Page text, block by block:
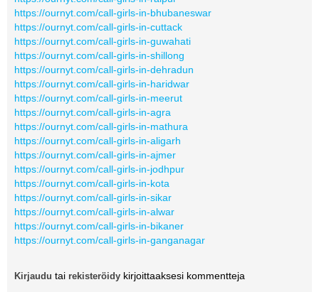
https://ournyt.com/call-girls-in-bhubaneswar
https://ournyt.com/call-girls-in-cuttack
https://ournyt.com/call-girls-in-guwahati
https://ournyt.com/call-girls-in-shillong
https://ournyt.com/call-girls-in-dehradun
https://ournyt.com/call-girls-in-haridwar
https://ournyt.com/call-girls-in-meerut
https://ournyt.com/call-girls-in-agra
https://ournyt.com/call-girls-in-mathura
https://ournyt.com/call-girls-in-aligarh
https://ournyt.com/call-girls-in-ajmer
https://ournyt.com/call-girls-in-jodhpur
https://ournyt.com/call-girls-in-kota
https://ournyt.com/call-girls-in-sikar
https://ournyt.com/call-girls-in-alwar
https://ournyt.com/call-girls-in-bikaner
https://ournyt.com/call-girls-in-ganganagar
Kirjaudu tai rekisteröidy kirjoittaaksesi kommentteja